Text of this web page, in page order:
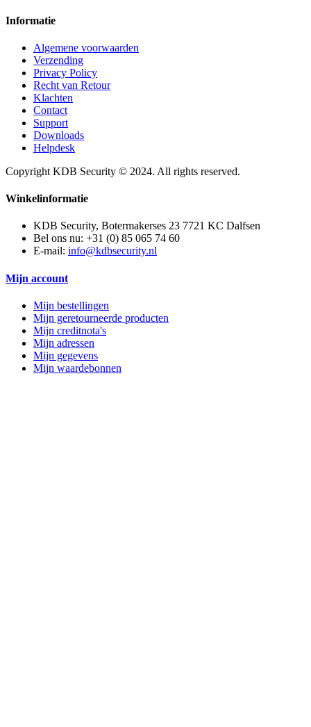
Informatie
Algemene voorwaarden
Verzending
Privacy Policy
Recht van Retour
Klachten
Contact
Support
Downloads
Helpdesk
Copyright KDB Security © 2024. All rights reserved.
Winkelinformatie
KDB Security, Botermakerses 23 7721 KC Dalfsen
Bel ons nu: +31 (0) 85 065 74 60
E-mail: info@kdbsecurity.nl
Mijn account
Mijn bestellingen
Mijn geretourneerde producten
Mijn creditnota's
Mijn adressen
Mijn gegevens
Mijn waardebonnen